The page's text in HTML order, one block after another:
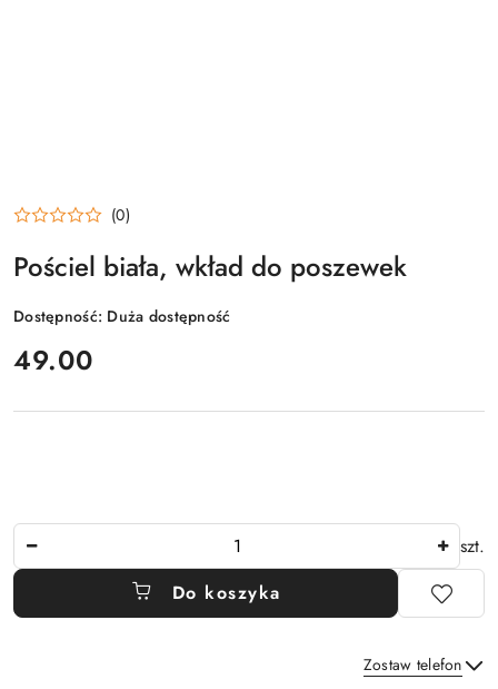
(0)
Pościel biała, wkład do poszewek
Dostępność: Duża dostępność
cena:
49.00
szt.
Do koszyka
Zostaw telefon